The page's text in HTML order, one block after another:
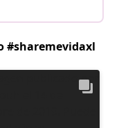
#sharemevidaxl